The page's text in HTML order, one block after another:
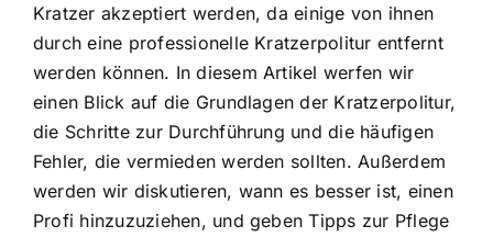
Kratzer akzeptiert werden, da einige von ihnen
durch eine professionelle Kratzerpolitur entfernt
werden können. In diesem Artikel werfen wir
einen Blick auf die Grundlagen der Kratzerpolitur,
die Schritte zur Durchführung und die häufigen
Fehler, die vermieden werden sollten. Außerdem
werden wir diskutieren, wann es besser ist, einen
Profi hinzuzuziehen, und geben Tipps zur Pflege